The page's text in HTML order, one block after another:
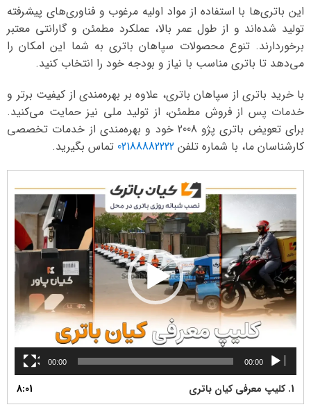
این باتری‌ها با استفاده از مواد اولیه مرغوب و فناوری‌های پیشرفته
تولید شده‌اند و از طول عمر بالا، عملکرد مطمئن و گارانتی معتبر
برخوردارند. تنوع محصولات سپاهان باتری به شما این امکان را
می‌دهد تا باتری مناسب با نیاز و بودجه خود را انتخاب کنید.
با خرید باتری از سپاهان باتری، علاوه بر بهره‌مندی از کیفیت برتر و
خدمات پس از فروش مطمئن، از تولید ملی نیز حمایت می‌کنید.
برای تعویض باتری پژو 2008 خود و بهره‌مندی از خدمات تخصصی
کارشناسان ما، با شماره تلفن 02188882222 تماس بگیرید.
ویدیو
00:00
00:00
1. کلیپ معرفی کیان باتری 8:01